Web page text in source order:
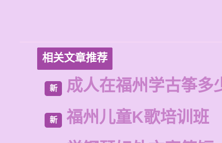
相关文章推荐
新 成人在福州学古筝多
新
福州儿童K歌培训班